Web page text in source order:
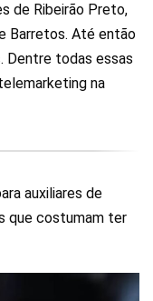
de Ribeirão Preto,
Barretos. Até então
Dentre todas essas
na
auxiliares de
que costumam ter